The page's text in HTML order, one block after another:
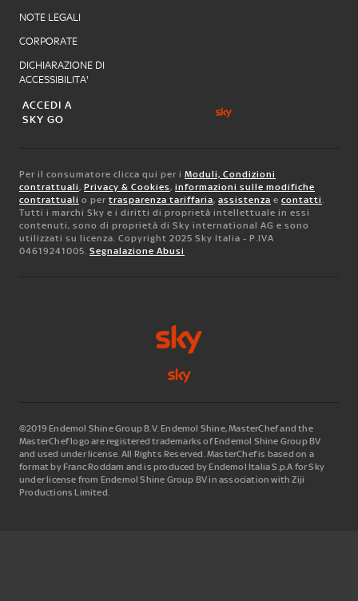
NOTE LEGALI
CORPORATE
DICHIARAZIONE DI
ACCESSIBILITA'
ACCEDI A
SKY GO
Per il consumatore clicca qui per i Moduli, Condizioni
contrattuali , Privacy & Cookies, informazioni sulle modifiche
contrattuali o per trasparenza tariffaria, assistenza e contatti
Tutti i marchi Sky e i diritti di proprietà intellettuale in essi
contenuti, sono di proprietà di Sky international AG e sono
utilizzati su licenza. Copyright 2025 Sky Italia - P.IVA
04619241005. Segnalazione Abusi
©2019 Endemol Shine Group B.V. Endemol Shine, MasterChef and the
MasterChef logo are registered trademarks of Endemol Shine Group BV
and used under license. All Rights Reserved. MasterChef is based on a
format by Franc Roddam and is produced by Endemol Italia S.p.A for Sky
under license from Endemol Shine Group BV in association with Ziji
Productions Limited.